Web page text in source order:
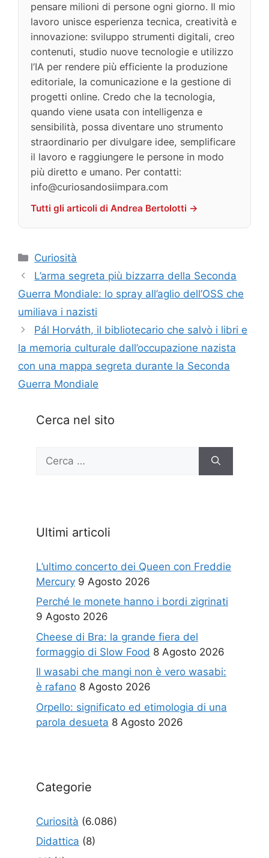
pensare milioni di persone ogni giorno. Il mio
lavoro unisce esperienza tecnica, creatività e
innovazione: sviluppo strumenti digitali, creo
contenuti, studio nuove tecnologie e utilizzo
l’IA per rendere più efficiente la produzione
editoriale, la comunicazione e la gestione di
progetti online. Credo che la tecnologia,
quando viene usata con intelligenza e
sensibilità, possa diventare uno strumento
straordinario per divulgare idee, semplificare
il lavoro e raggiungere le persone in modo
più diretto e umano. Per contatti:
info@curiosandosiimpara.com
Tutti gli articoli di Andrea Bertolotti →
Categorie
Curiosità
L’arma segreta più bizzarra della Seconda
Guerra Mondiale: lo spray all’aglio dell’OSS che
umiliava i nazisti
Pál Horváth, il bibliotecario che salvò i libri e
la memoria culturale dall’occupazione nazista
con una mappa segreta durante la Seconda
Guerra Mondiale
Cerca nel sito
per:
Ultimi articoli
L’ultimo concerto dei Queen con Freddie
Mercury 9 Agosto 2026
Perché le monete hanno i bordi zigrinati
9 Agosto 2026
Cheese di Bra: la grande fiera del
formaggio di Slow Food 8 Agosto 2026
Il wasabi che mangi non è vero wasabi:
è rafano 8 Agosto 2026
Orpello: significato ed etimologia di una
parola desueta 8 Agosto 2026
Categorie
Curiosità (6.086)
Didattica (8)